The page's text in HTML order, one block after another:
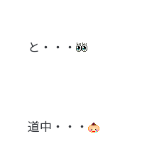
と・・・
道中・・・